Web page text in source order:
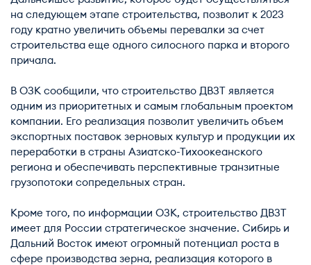
на следующем этапе строительства, позволит к 2023
году кратно увеличить объемы перевалки за счет
строительства еще одного силосного парка и второго
причала.
В ОЗК сообщили, что строительство ДВЗТ является
одним из приоритетных и самым глобальным проектом
компании. Его реализация позволит увеличить объем
экспортных поставок зерновых культур и продукции их
переработки в страны Азиатско-Тихоокеанского
региона и обеспечивать перспективные транзитные
грузопотоки сопредельных стран.
Кроме того, по информации ОЗК, строительство ДВЗТ
имеет для России стратегическое значение. Сибирь и
Дальний Восток имеют огромный потенциал роста в
сфере производства зерна, реализация которого в